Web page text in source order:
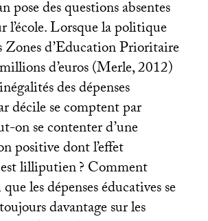
pose des questions absentes
l’école. Lorsque la politique
Zones d’Education Prioritaire
d’euros (Merle, 2012)
des dépenses
décile se comptent par
on se contenter d’une
positive dont l’effet
lilliputien? Comment
les dépenses éducatives se
davantage sur les